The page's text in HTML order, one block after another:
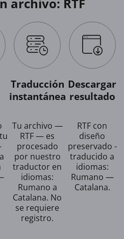
Traducción
instantánea
Tu archivo —
RTF — es
procesado
por nuestro
traductor en
idiomas:
Rumano a
Catalana. No
se requiere
registro.
Descargar
resultado
RTF con
diseño
preservado -
traducido a
idiomas:
Rumano —
Catalana.